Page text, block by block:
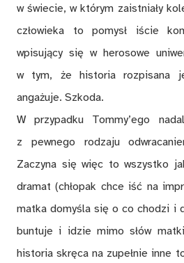
w świecie, w którym zaistniały
człowieka to pomysł iście
wpisujący się w herosowe
w tym, że historia rozpisana
angażuje. Szkoda.
W przypadku Tommy’ego
z pewnego rodzaju
Zaczyna się więc to wszystko
dramat (chłopak chce iść na
matka domyśla się o co chodzi i
buntuje i idzie mimo słów
historia skręca na zupełnie inne